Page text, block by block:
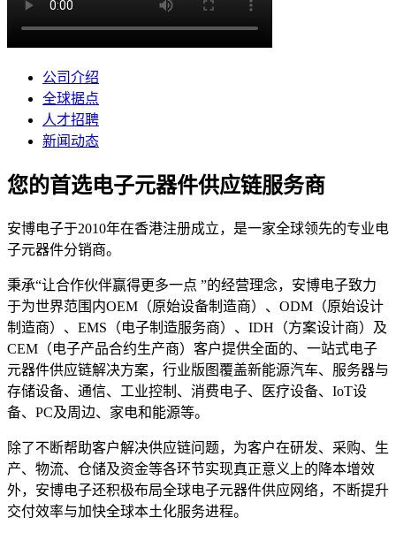
公司介绍
全球据点
人才招聘
新闻动态
您的首选电子元器件供应链服务商
安博电子于2010年在香港注册成立，是一家全球领先的专业电
子元器件分销商。
秉承“让合作伙伴赢得更多一点 ”的经营理念，安博电子致力
于为世界范围内OEM（原始设备制造商）、ODM（原始设计
制造商）、EMS（电子制造服务商）、IDH（方案设计商）及
CEM（电子产品合约生产商）客户提供全面的、一站式电子
元器件供应链解决方案，行业版图覆盖新能源汽车、服务器与
存储设备、通信、工业控制、消费电子、医疗设备、IoT设
备、PC及周边、家电和能源等。
除了不断帮助客户解决供应链问题，为客户在研发、采购、生
产、物流、仓储及资金等各环节实现真正意义上的降本增效
外，安博电子还积极布局全球电子元器件供应网络，不断提升
交付效率与加快全球本土化服务进程。